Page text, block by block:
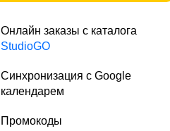
Онлайн заказы с каталога
StudioGO
Синхронизация с Google
календарем
Промокоды